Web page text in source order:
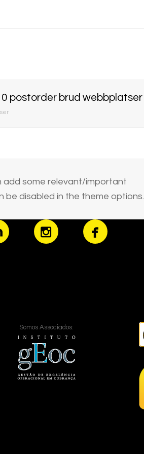
postorder brud webbplatser
add some relevant/important
be disabled in the theme options.
Somos Associados: